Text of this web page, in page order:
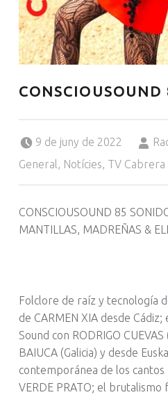
9 de juny de 2022
General , Notícies, TV Cabrera
CONSCIOUSOUND 85
MANTILLAS, MADREÑAS &
Folclore de raíz y tecnología
de CARMEN XIA desde
Sound con RODRIGO
BAIUCA (Galicia) y desde
contemporánea de los cantos
VERDE PRATO; el brutalismo